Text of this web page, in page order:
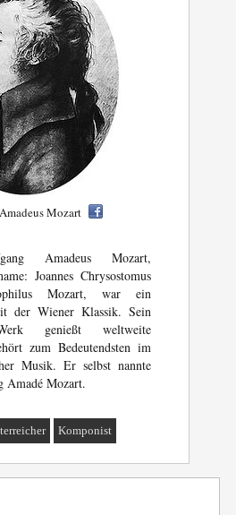
Mozart
Amadeus Mozart,
Joannes Chrysostomus
Mozart, war ein
der Wiener Klassik. Sein
genießt weltweite
zum Bedeutendsten im
Musik. Er selbst nannte
Amadé Mozart.
Komponist